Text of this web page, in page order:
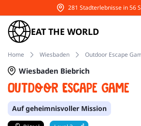
15% Rabatt auf Touren CODE:
EAT THE WORLD
Home Wiesbaden Outdoor Escape
Outdoor Escape Game
Wiesbaden Biebrich
Auf geheimnisvoller Mission